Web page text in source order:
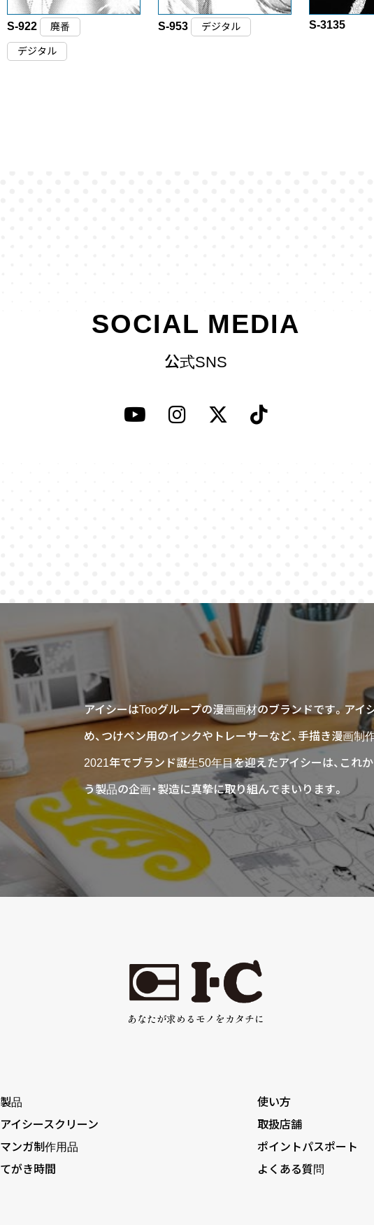
S-922 廃番
デジタル
S-953 デジタル S-3135
SOCIAL MEDIA
公式SNS
アイシーはTooグループの漫画画材のブランドです。アイ
め、つけペン用のインクやトレーサーなど、手描き漫画制
2021年でブランド誕生50年目を迎えたアイシーは、これ
う製品の企画・製造に真摯に取り組んでまいります。
あなたが求めるモノをカタチに
製品
アイシースクリーン
マンガ制作用品
てがき時間
使い方
取扱店舗
ポイントパスポート
よくある質問